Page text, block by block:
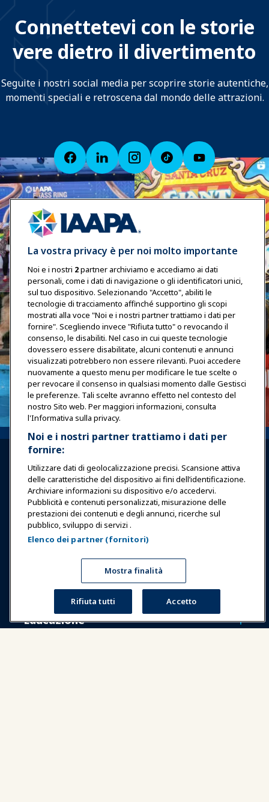
Connettetevi con le storie
vere dietro il divertimento
Seguite i nostri social media per scoprire storie autentiche,
momenti speciali e retroscena dal mondo delle attrazioni.
Accedi Unisciti ora
Premi Carriere
Notizie & Funworld
Educazione
La vostra privacy è per noi molto importante
Noi e i nostri 2partner archiviamo e accediamo ai dati
personali, come i dati di navigazione o gli identificatori unici,
sul tuo dispositivo. Selezionando "Accetto", abiliti le
tecnologie di tracciamento affinché supportino gli scopi
mostrati alla voce "Noi e i nostri partner trattiamo i dati per
fornire". Scegliendo invece "Rifiuta tutto" o revocando il
consenso, le disabiliti. Nel caso in cui queste tecnologie
dovessero essere disabilitate, alcuni contenuti e annunci
visualizzati potrebbero non essere rilevanti. Puoi accedere
nuovamente a questo menu per modificare le tue scelte o
per revocare il consenso in qualsiasi momento dalle Gestisci
le preferenze. Tali scelte avranno effetto nel contesto del
nostro Sito web. Per maggiori informazioni, consulta
l'Informativa sulla privacy.
Noi e i nostri partner trattiamo i dati per
fornire:
Utilizzare dati di geolocalizzazione precisi. Scansione attiva
delle caratteristiche del dispositivo ai fini dell’identificazione.
Archiviare informazioni su dispositivo e/o accedervi.
Pubblicità e contenuti personalizzati, misurazione delle
prestazioni dei contenuti e degli annunci, ricerche sul
pubblico, sviluppo di servizi .
Elenco dei partner (fornitori)
Mostra finalità
Rifiuta tutti Accetto